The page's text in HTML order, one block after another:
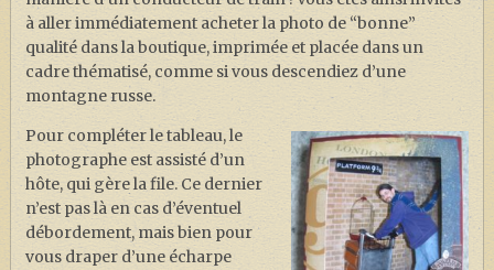
à aller immédiatement acheter la photo de “bonne”
qualité dans la boutique, imprimée et placée dans un
cadre thématisé, comme si vous descendiez d’une
montagne russe.
Pour compléter le tableau, le
photographe est assisté d’un
hôte, qui gère la file. Ce dernier
n’est pas là en cas d’éventuel
débordement, mais bien pour
vous draper d’une écharpe